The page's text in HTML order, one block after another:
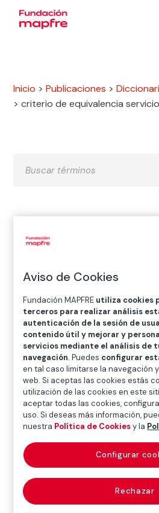
Inicio >Publicaciones >
>criterio de equivalencia
O
P Q R
V
W X Y Z
Diccionario de
criterio de
servicio-
(service-
equivalence
Aviso de Cookies
Fundación MAPFRE utiliza cookies
terceros para realizar análisis
autenticación de la sesión de
contenido útil y mejorar y
servicios mediante el análisis de
navegación. Puedes configurar
en tal caso limitarse la navegación
web. Si aceptas las cookies estás
utilización de las cookies en este
aceptar todas las cookies,
uso. Si deseas más información,
nuestra Política de Cookiesy la
Rechazar
Configurar